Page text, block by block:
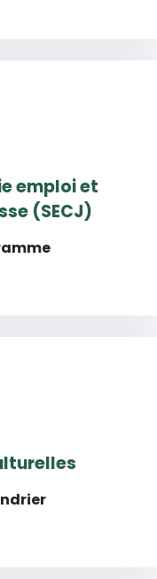
emploi et
(SECJ)